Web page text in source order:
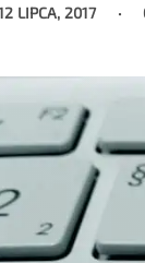
LIPCA, 2017